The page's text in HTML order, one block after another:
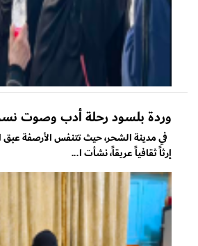
وردة بلسود رحلة أدب وصوت
في مدينة الشحر، حيث تتنفس الأرصفة عبق
إرثاً ثقافياً عريقاً، نشأت ا...